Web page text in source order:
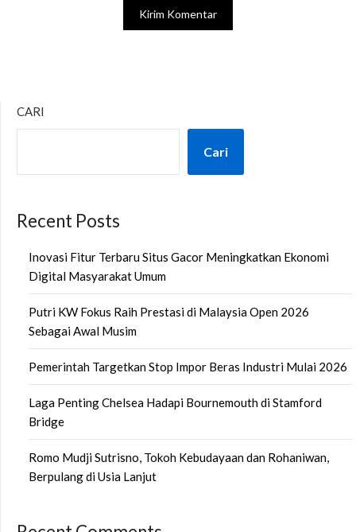
CARI
Cari
Recent Posts
Inovasi Fitur Terbaru Situs Gacor Meningkatkan Ekonomi
Digital Masyarakat Umum
Putri KW Fokus Raih Prestasi di Malaysia Open 2026
Sebagai Awal Musim
Pemerintah Targetkan Stop Impor Beras Industri Mulai 2026
Laga Penting Chelsea Hadapi Bournemouth di Stamford
Bridge
Romo Mudji Sutrisno, Tokoh Kebudayaan dan Rohaniwan,
Berpulang di Usia Lanjut